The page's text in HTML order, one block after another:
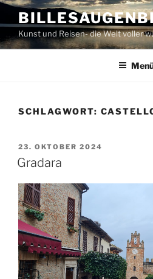
Zum
Inhalt
springenKunst und Reisen- die Welt voller
SCHLAGWORT:
VERÖFFENTLICHT
AM
23. OKTOBER 2024
Gradara